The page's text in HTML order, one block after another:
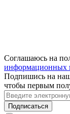
Соглашаюсь на
информационных
Подпишись на
чтобы первым
Подписаться